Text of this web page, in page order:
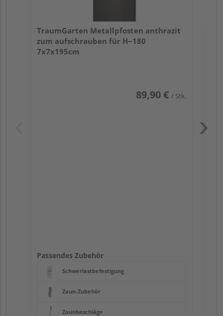
TraumGarten Metallpfosten anthrazit
zum aufschrauben für H~180
7x7x195cm
89,90 € / Stk.
Passendes Zubehör
Schwerlastbefestigung
Zaun-Zubehör
Zaunbeschläge